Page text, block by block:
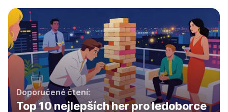
Doporučené čtení:
Top 10 nejlepších her pro ledoborce